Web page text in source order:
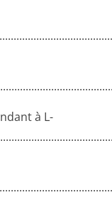
à L-